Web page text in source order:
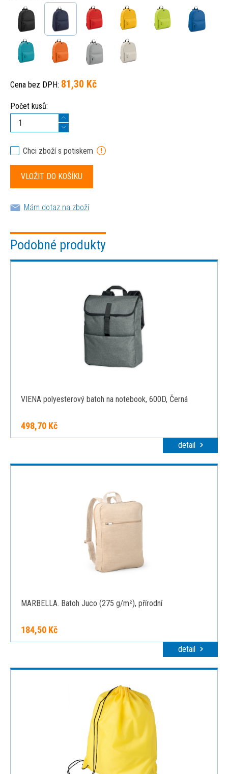
Cena bez DPH: 81,30 Kč
Počet kusů:
Chci zboží s potiskem
Mám dotaz na zboží
Podobné produkty
VIENA polyesterový batoh na notebook, 600D, Černá
498,70 Kč
detail
MARBELLA. Batoh Juco (275 g/m²), přírodní
184,50 Kč
detail